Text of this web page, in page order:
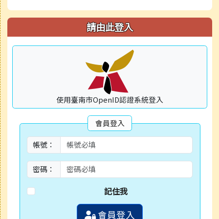
請由此登入
使用臺南市OpenID認證系統登入
會員登入
帳號：
密碼：
記住我
會員登入